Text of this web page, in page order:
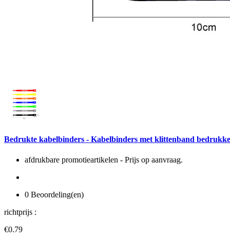
Bedrukte kabelbinders - Kabelbinders met klittenband
afdrukbare promotieartikelen - Prijs op aanvraag.
0 Beoordeling(en)
richtprijs :
€0.79